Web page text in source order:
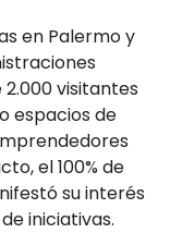
en Palermo y
visitantes
espacios de
el 100% de
su interés
iniciativas.